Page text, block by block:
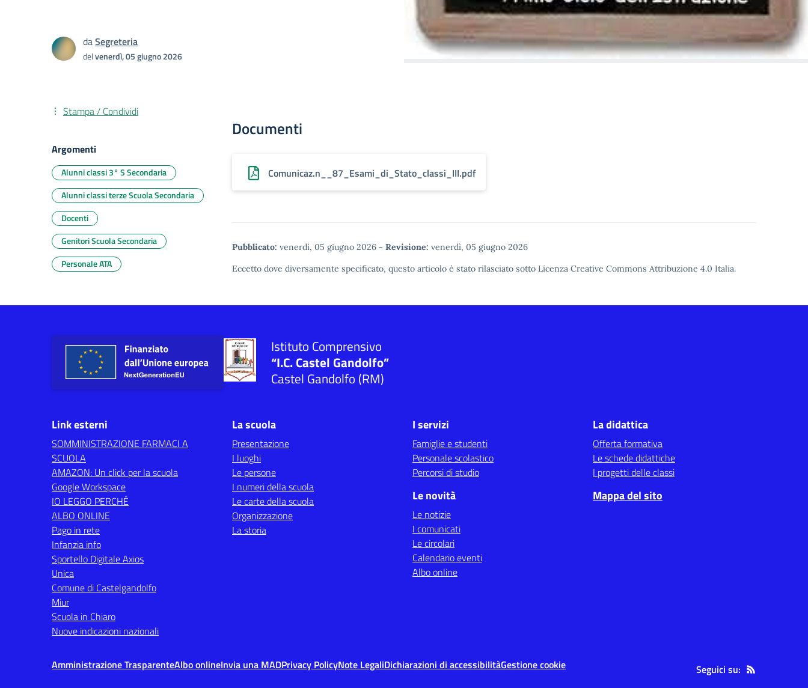
daSegreteria
delvenerdì, 05 giugno 2026
Documenti
Comunicaz.n__87_Esami_di_Stato_classi_III.pdf
Pubblicato: venerdì, 05 giugno 2026 - Revisione: venerdì, 05 giugno 2026
Eccetto dove diversamente specificato, questo articolo è stato rilasciato sotto Licenza Creative Commons Attribuzione 4.0 Italia.
Stampa / Condividi
Argomenti
Alunni classi 3° S Secondaria
Alunni classi terze Scuola Secondaria
Docenti
Genitori Scuola Secondaria
Personale ATA
Istituto Comprensivo
“I.C. Castel Gandolfo”
Castel Gandolfo (RM)
Link esterni
SOMMINISTRAZIONE FARMACI A
SCUOLA
AMAZON: Un click per la scuola
Google Workspace
IO LEGGO PERCHÉ
ALBO ONLINE
Pago in rete
Infanzia info
Sportello Digitale Axios
Unica
Comune di Castelgandolfo
Miur
Scuola in Chiaro
Nuove indicazioni nazionali
La scuola
Presentazione
I luoghi
Le persone
I numeri della scuola
Le carte della scuola
Organizzazione
La storia
I servizi
Famiglie e studenti
Personale scolastico
Percorsi di studio
Le novità
Le notizie
I comunicati
Le circolari
Calendario eventi
Albo online
La didattica
Offerta formativa
Le schede didattiche
I progetti delle classi
Mappa del sito
Amministrazione TrasparenteAlbo onlineInvia una MADPrivacy PolicyNote LegaliDichiarazioni di accessibilitàGestione cookie Seguici su: